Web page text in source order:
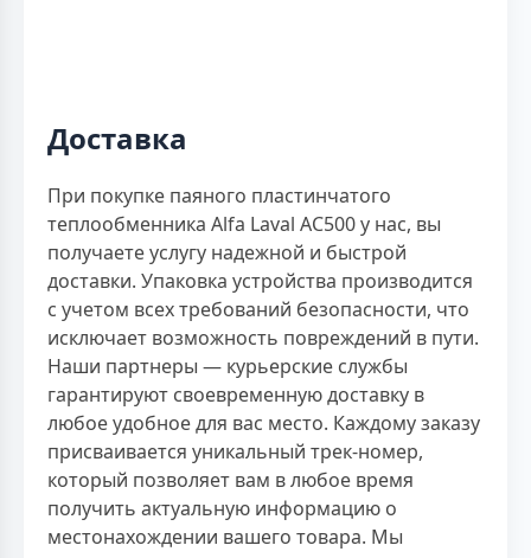
Доставка
При покупке паяного пластинчатого
теплообменника Alfa Laval AC500 у нас, вы
получаете услугу надежной и быстрой
доставки. Упаковка устройства производится
с учетом всех требований безопасности, что
исключает возможность повреждений в пути.
Наши партнеры — курьерские службы
гарантируют своевременную доставку в
любое удобное для вас место. Каждому заказу
присваивается уникальный трек-номер,
который позволяет вам в любое время
получить актуальную информацию о
местонахождении вашего товара. Мы